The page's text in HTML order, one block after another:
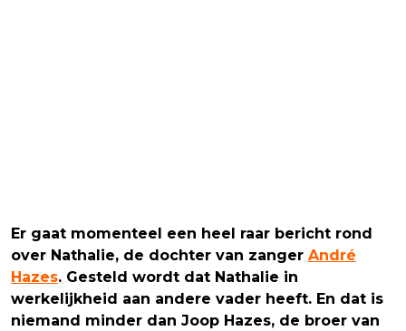
Er gaat momenteel een heel raar bericht rond
over Nathalie, de dochter van zanger André
Hazes. Gesteld wordt dat Nathalie in
werkelijkheid aan andere vader heeft. En dat is
niemand minder dan Joop Hazes, de broer van